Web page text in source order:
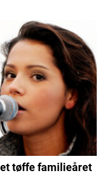
tøffe familieåret